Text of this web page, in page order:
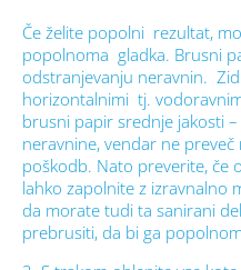
Če želite popolni rezultat,
popolnoma gladka. Brusni
odstranjevanju neravnin.
horizontalnimi tj.
brusni papir srednje jakosti
neravnine, vendar ne
poškodb. Nato preverite, če
lahko zapolnite z izravnalno
da morate tudi ta sanirani
prebrusiti, da bi ga